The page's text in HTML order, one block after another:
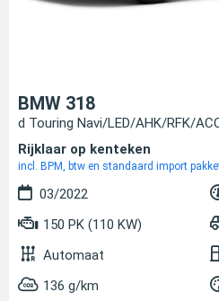
BMW 318
d Touring Navi/LED/AHK/RFK/
Rijklaar op kenteken
incl. BPM, btw en standaard import
03/2022
150 PK (110 KW)
Automaat
136 g/km